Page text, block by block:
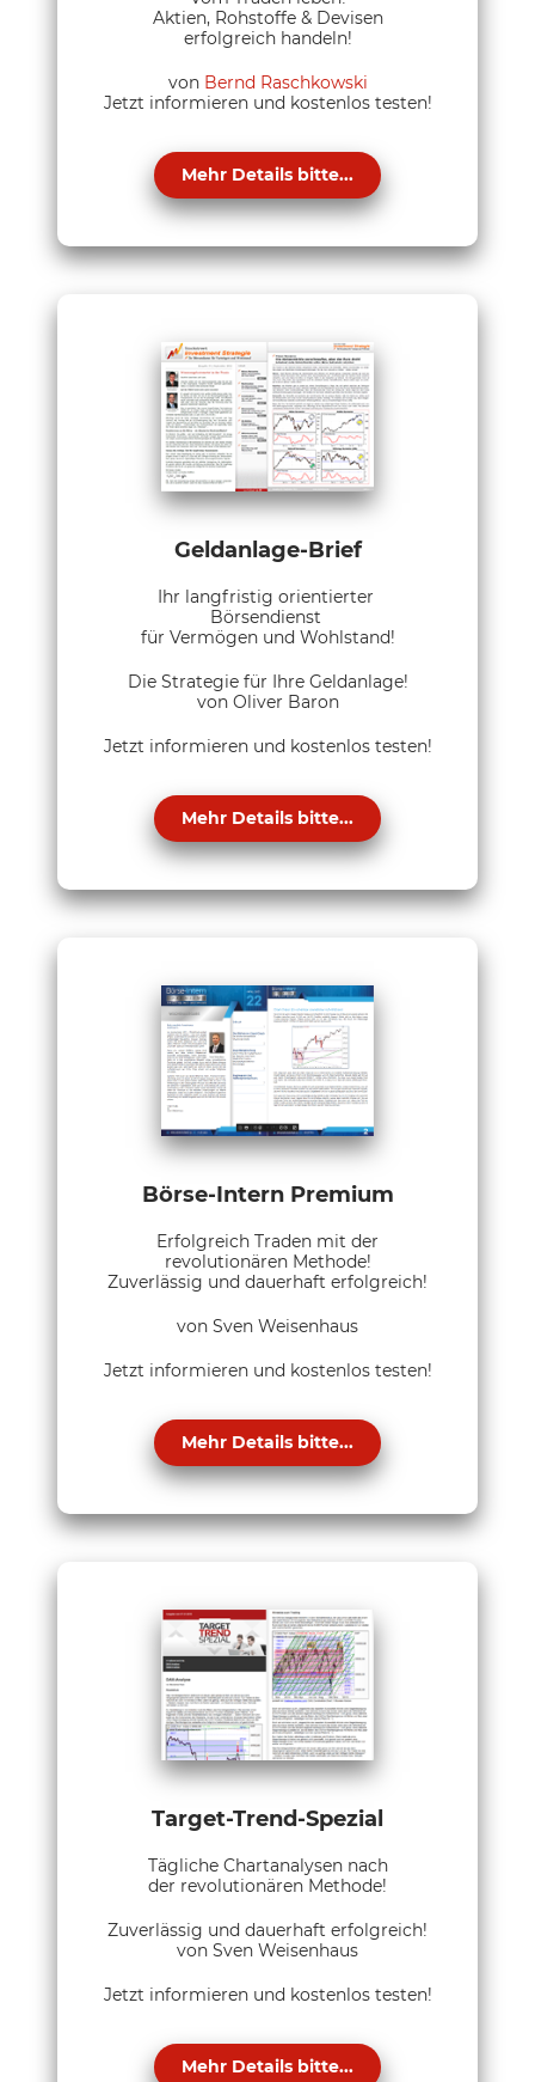
Aktien, Rohstoffe & Devisen
erfolgreich handeln!
von Bernd Raschkowski
Jetzt informieren und kostenlos testen!
Mehr Details bitte...
Geldanlage-Brief
Ihr langfristig orientierter
Börsendienst
für Vermögen und Wohlstand!
Die Strategie für Ihre Geldanlage!
von Oliver Baron
Jetzt informieren und kostenlos testen!
Mehr Details bitte...
Börse-Intern Premium
Erfolgreich Traden mit der
revolutionären Methode!
Zuverlässig und dauerhaft erfolgreich!
von Sven Weisenhaus
Jetzt informieren und kostenlos testen!
Mehr Details bitte...
Target-Trend-Spezial
Tägliche Chartanalysen nach
der revolutionären Methode!
Zuverlässig und dauerhaft erfolgreich!
von Sven Weisenhaus
Jetzt informieren und kostenlos testen!
Mehr Details bitte...